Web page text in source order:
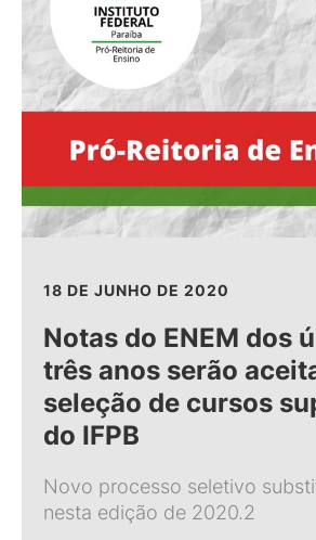
18 DE JUNHO DE 2020
Notas do ENEM dos
três anos serão
seleção de cursos
do IFPB
Novo processo seletivo
nesta edição de 2020.2